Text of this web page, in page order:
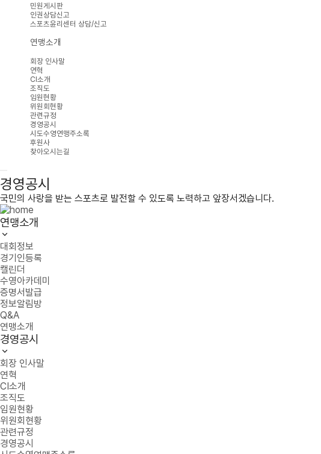
민원게시판
인권상담신고
스포츠윤리센터 상담/신고
연맹소개
회장 인사말
연혁
CI소개
조직도
임원현황
위원회현황
관련규정
경영공시
시도수영연맹주소록
후원사
찾아오시는길
경영공시
국민의 사랑을 받는 스포츠로 발전할 수 있도록 노력하고 앞장서겠습니다.
연맹소개
대회정보
경기인등록
캘린더
수영아카데미
증명서발급
정보알림방
Q&A
연맹소개
경영공시
회장 인사말
연혁
CI소개
조직도
임원현황
위원회현황
관련규정
경영공시